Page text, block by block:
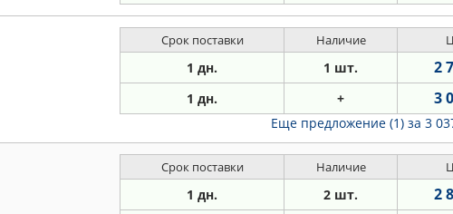
Срок поставки Наличие
1 дн. 1 шт. 2
1 дн. + 3
Еще предложение (1) за 3
Срок поставки Наличие
1 дн. 2 шт. 2